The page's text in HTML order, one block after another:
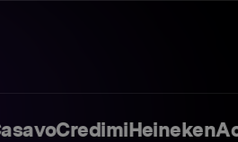
CredimiHeineken